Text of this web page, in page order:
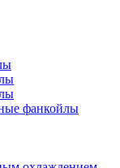
фанкойлы